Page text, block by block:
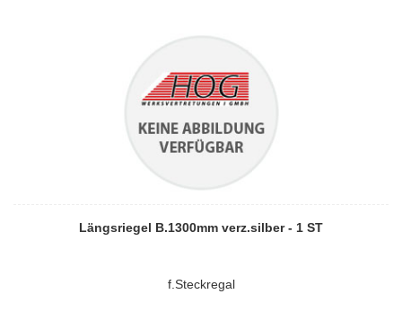
Längsriegel B.1300mm verz.silber - 1 ST
f.Steckregal